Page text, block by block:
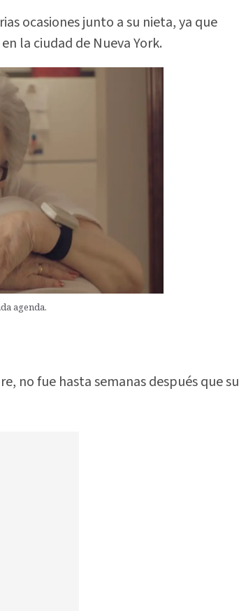
ocasiones junto a su nieta, ya que
la ciudad de Nueva York.
agenda.
no fue hasta semanas después que su